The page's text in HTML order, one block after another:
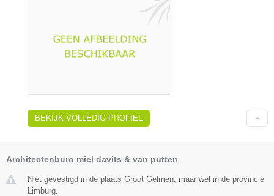
BEKIJK VOLLEDIG PROFIEL
Architectenburo miel davits & van putten
Niet gevestigd in de plaats Groot Gelmen, maar wel in de provincie
Limburg.